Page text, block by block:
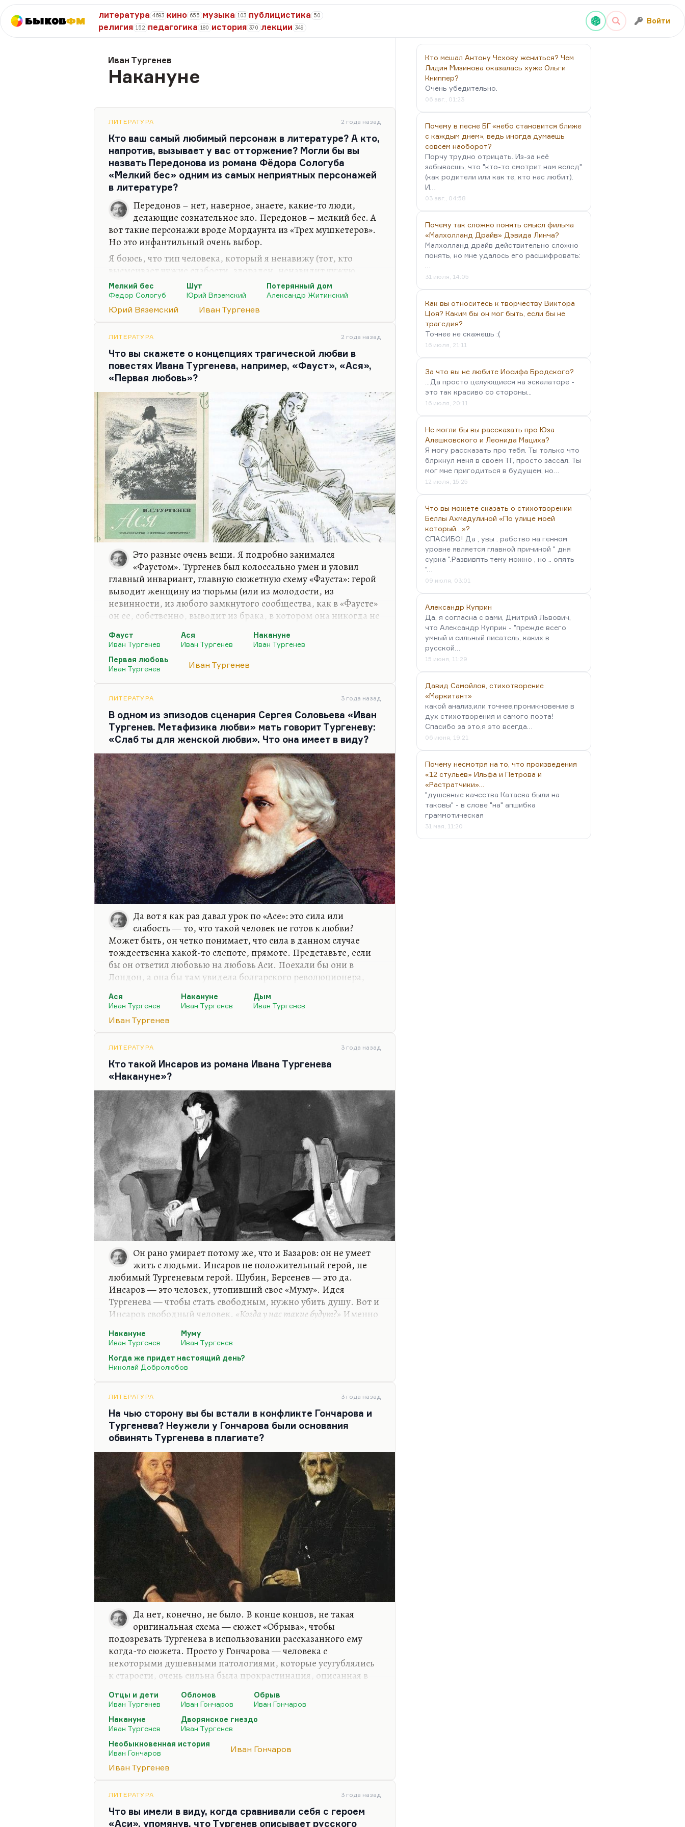
БыковФМ
литература 4693 кино 655 музыка 103 публицистика 50
религия 152 педагогика 180 история 370 лекции 349
Войти
Иван Тургенев
Накануне
ЛИТЕРАТУРА 2 года назад
Кто ваш самый любимый персонаж в литературе? А кто,
напротив, вызывает у вас отторжение? Могли бы вы
назвать Передонова из романа Фёдора Сологуба
«Мелкий бес» одним из самых неприятных персонажей
в литературе?
Передонов – нет, наверное, знаете, какие-то люди,
делающие сознательное зло. Передонов – мелкий бес. А
вот такие персонажи вроде Мордаунта из «Трех мушкетеров».
Но это инфантильный очень выбор.
Я боюсь, что тип человека, который я ненавижу (тот, кто
высмеивает чужие слабости, злораден, ненавидит чужую
слабость, не способен к умилению, а только к нанесению
ударов по самому больному месту).
Я думаю, что у Юрия Вяземского в «Шуте» этот тип обозначен.
Потому что Вяземский не такой. Но вообще говоря, шут – это
тот герой, которого я ненавижу. Но в фильме Андрея Эшпая –
это семейная картина, гениальный фильм абсолютно, мало
кому…
Мелкий бес
Федор Сологуб
Шут
Юрий Вяземский
Потерянный дом
Александр Житинский
Юрий Вяземский Иван Тургенев
ЛИТЕРАТУРА 2 года назад
Что вы скажете о концепциях трагической любви в
повестях Ивана Тургенева, например, «Фауст», «Ася»,
«Первая любовь»?
Это разные очень вещи. Я подробно занимался
«Фаустом». Тургенев был колоссально умен и уловил
главный инвариант, главную сюжетную схему «Фауста»: герой
выводит женщину из тюрьмы (или из молодости, из
невинности, из любого замкнутого сообщества, как в «Фаусте»
он ее, собственно, выводит из брака, в котором она никогда не
потому что если женщина полюбит Фауста (читай мастера,
читай профессионала), она погибает, как Аксинья, как
Маргарита, как Лолита. Во всех фаустианских текстах это
участь героини. И там, в «Фаусте», эта схема отработана: она
убило. Точно так же, как и Гретхен гибнет:…
Фауст
Иван Тургенев
Ася
Иван Тургенев
Накануне
Иван Тургенев
Первая любовь
Иван Тургенев
Иван Тургенев
ЛИТЕРАТУРА 3 года назад
В одном из эпизодов сценария Сергея Соловьева «Иван
Тургенев. Метафизика любви» мать говорит Тургеневу:
«Слаб ты для женской любви». Что она имеет в виду?
Да вот я как раз давал урок по «Асе»: это сила или
слабость — то, что такой человек не готов к любви?
Может быть, он четко понимает, что сила в данном случае
тождественна какой-то слепоте, прямоте. Представьте, если
бы он ответил любовью на любовь Аси. Поехали бы они в
Лондон, а она бы там увидела болгарского революционера,
хорошо?
Ася — это не просто сильная натура. Вот она сильна для любви.
чувственная, бесконечно трогательная, но жестокая. Вот
сказать, что она сопоставима по богатству внутренней жизни с
Шубиным или Берсеневым? Нет, она, в…
Ася
Иван Тургенев
Накануне
Иван Тургенев
Дым
Иван Тургенев
Иван Тургенев
ЛИТЕРАТУРА 3 года назад
Кто такой Инсаров из романа Ивана Тургенева
«Накануне»?
Он рано умирает потому же, что и Базаров: он не умеет
жить с людьми. Инсаров не положительный герой, не
любимый Тургеневым герой. Шубин, Берсенев — это да.
Инсаров — это человек, утопивший свое «Муму». Идея
Тургенева — чтобы стать свободным, нужно убить душу. Вот и
Инсаров свободный человек. «Когда у нас такие будут?» Именно
придет настоящий день?»Идея
безнадежно уплощает и упрощает эту гениальную книгу. Это
книга о цене свободы. Для женщины такой герой
привлекателен, но Елена-то, в общем, гибнет, она исчезает из
для Елены лучшим…
Накануне
Иван Тургенев
Муму
Иван Тургенев
Когда же придет настоящий день?
Николай Добролюбов
ЛИТЕРАТУРА 3 года назад
На чью сторону вы бы встали в конфликте Гончарова и
Тургенева? Неужели у Гончарова были основания
обвинять Тургенева в плагиате?
Да нет, конечно, не было. В конце концов, не такая
оригинальная схема — сюжет «Обрыва», чтобы
подозревать Тургенева в использовании рассказанного ему
когда-то сюжета. Просто у Гончарова — человека с
некоторыми душевными патологиями, которые усугублялись
к старости, очень сильна была прокрастинация, описанная в
лет, он ему опротивел, превратился в анахронизм. А Тургенев
писал быстро, стремительно написал «Дворянское гнездо»,
после этого — стремительно «Отцов и детей», да и
«Накануне». И у Гончарова, видимо, было такое ощущение,
что, пока он вдумчиво работает, Тургенев сшибает какую-то
публицистику по верхам, чтобы быть…
Отцы и дети
Иван Тургенев
Обломов
Иван Гончаров
Обрыв
Иван Гончаров
Накануне
Иван Тургенев
Дворянское гнездо
Иван Тургенев
Необыкновенная история
Иван Гончаров
Иван Гончаров
Иван Тургенев
ЛИТЕРАТУРА 3 года назад
Что вы имели в виду, когда сравнивали себя с героем
«Аси», упомянув, что Тургенев описывает русского
Кто мешал Антону Чехову жениться? Чем
Лидия Мизинова оказалась хуже Ольги
Книппер?
Очень убедительно.
06 авг., 01:23
Почему в песне БГ «небо становится ближе
с каждым днем», ведь иногда думаешь
совсем наоборот?
Порчу трудно отрицать. Из-за неё
забываешь, что "кто-то смотрит нам вслед"
(как родители или как те, кто нас любит).
И…
03 авг., 04:58
Почему так сложно понять смысл фильма
«Малхолланд Драйв» Дэвида Линча?
Малхолланд драйв действительно сложно
понять, но мне удалось его расшифровать:
31 июля, 14:05
Как вы относитесь к творчеству Виктора
Цоя? Каким бы он мог быть, если бы не
трагедия?
Точнее не скажешь :(
16 июля, 21:11
За что вы не любите Иосифа Бродского?
...Да просто целующиеся на эскалаторе -
это так красиво со стороны...
16 июля, 20:11
Не могли бы вы рассказать про Юза
Алешковского и Леонида Мациха?
Я могу рассказать про тебя. Ты только что
блркнул меня в своём ТГ, просто зассал. Ты
мог мне пригодиться в будущем, но…
12 июля, 15:25
Что вы можете сказать о стихотворении
Беллы Ахмадулиной «По улице моей
который…»?
СПАСИБО! Да , увы . рабство на генном
уровне является главной причиной " дня
сурка ".Развивпть тему можно , но .. опять
"…
09 июля, 03:01
Александр Куприн
Да, я согласна с вами, Дмитрий Львович,
что Александр Куприн - "прежде всего
умный и сильный писатель, каких в
русской…
15 июня, 11:29
Давид Самойлов, стихотворение
«Маркитант»
какой анализ,или точнее,проникновение в
дух стихотворения и самого поэта!
Спасибо за это,я это всегда…
06 июня, 19:21
Почему несмотря на то, что произведения
«12 стульев» Ильфа и Петрова и
«Растратчики»…
"душевные качества Катаева были на
таковы" - в слове "на" апшибка
граммотическая
31 мая, 11:20